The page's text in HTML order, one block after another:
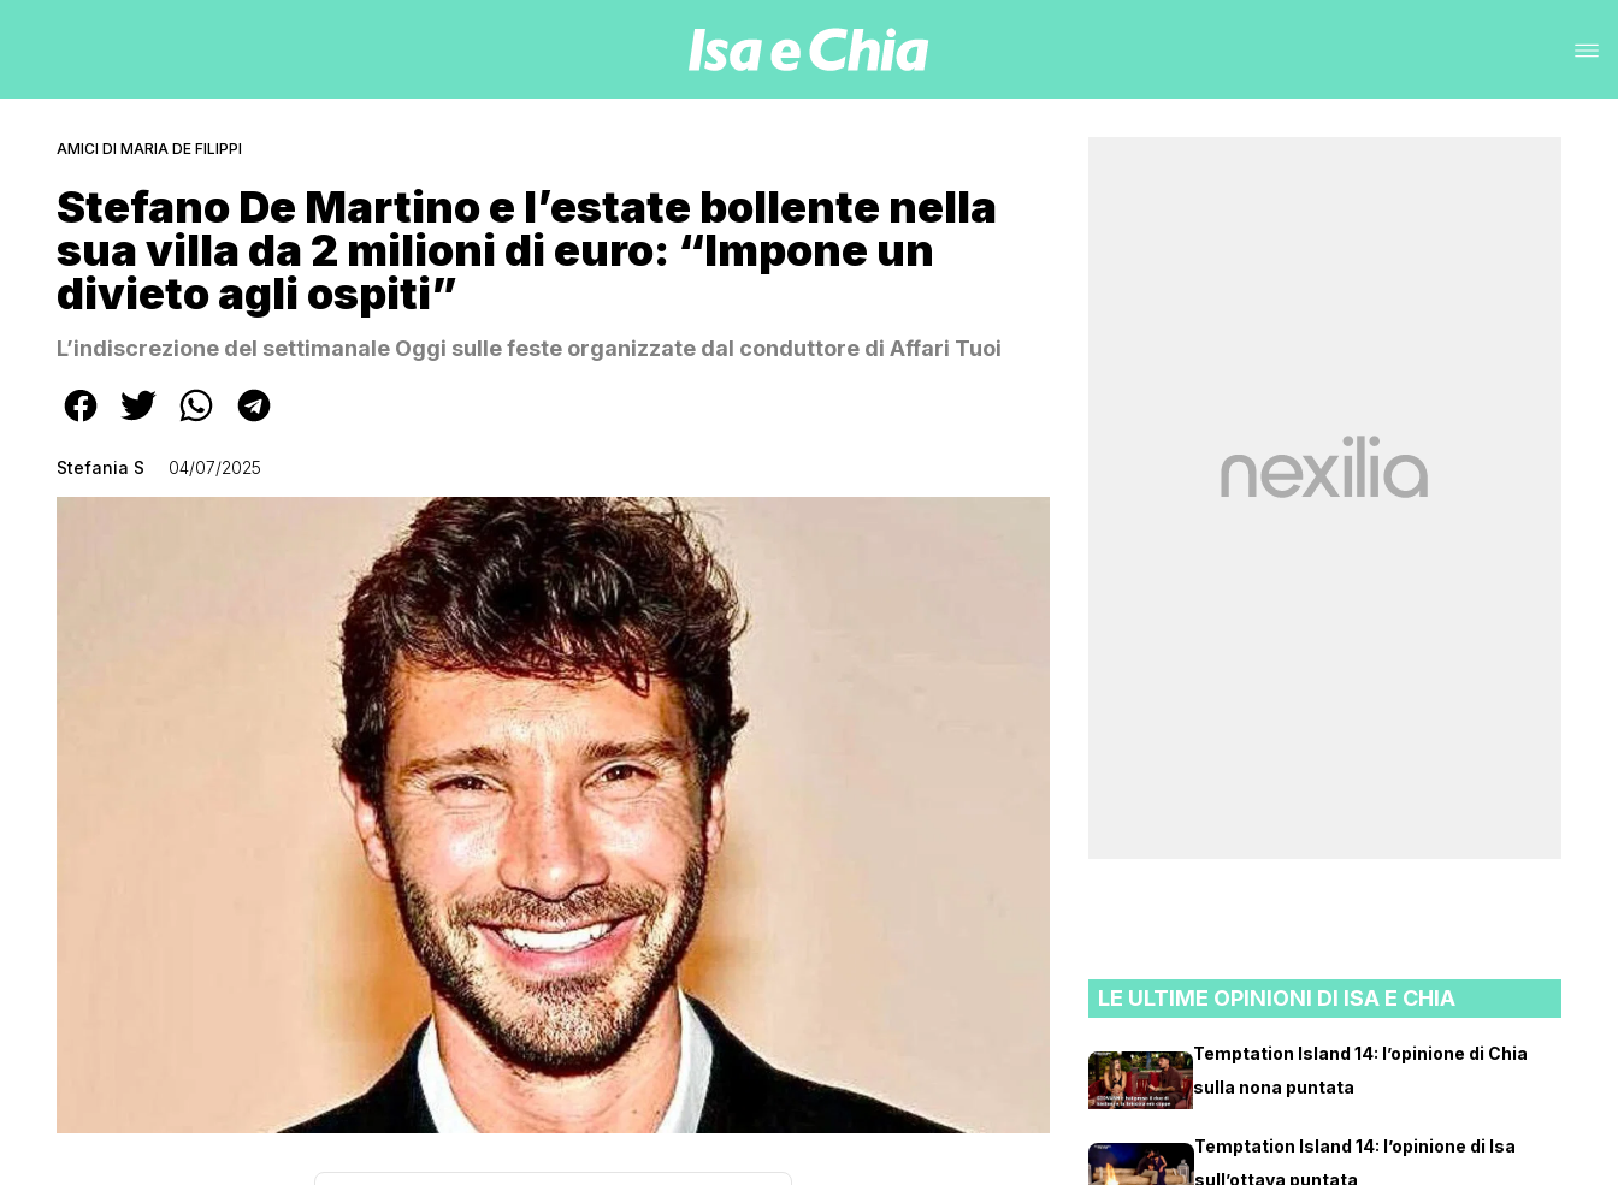
AMICI DI MARIA DE FILIPPI
Stefano De Martino e l’estate bollente nella
sua villa da 2 milioni di euro: “Impone un
divieto agli ospiti”
L’indiscrezione del settimanale Oggi sulle feste organizzate dal conduttore di Affari Tuoi
Stefania S 04/07/2025
LE ULTIME OPINIONI DI ISA E CHIA
Temptation Island 14: l’opinione di Chia
sulla nona puntata
Temptation Island 14: l’opinione di Isa
sull’ottava puntata